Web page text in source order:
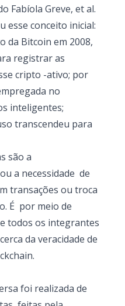
Fabíola Greve, et al.
esse conceito inicial:
da Bitcoin em 2008,
registrar as
cripto -ativo; por
no
inteligentes;
transcendeu para
são a
a necessidade de
transações ou troca
É por meio de
todos os integrantes
da veracidade de
foi realizada de